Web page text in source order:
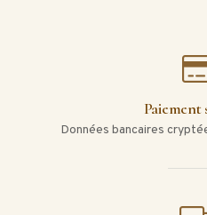
Paiement
Données bancaires